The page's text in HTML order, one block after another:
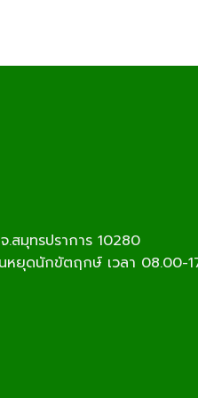
มุทรปราการ 10280
หยุดนักขัตฤกษ์ เวลา 08.00-